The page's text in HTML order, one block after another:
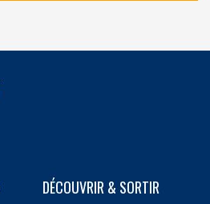
DÉCOUVRIR & SORTIR